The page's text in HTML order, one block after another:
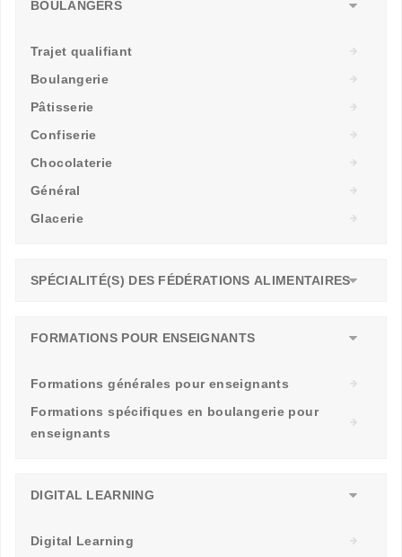
BOULANGERS
Trajet qualifiant
Boulangerie
Pâtisserie
Confiserie
Chocolaterie
Général
Glacerie
SPÉCIALITÉ(S) DES FÉDÉRATIONS ALIMENTAIRES
FORMATIONS POUR ENSEIGNANTS
Formations générales pour enseignants
Formations spécifiques en boulangerie pour
enseignants
DIGITAL LEARNING
Digital Learning